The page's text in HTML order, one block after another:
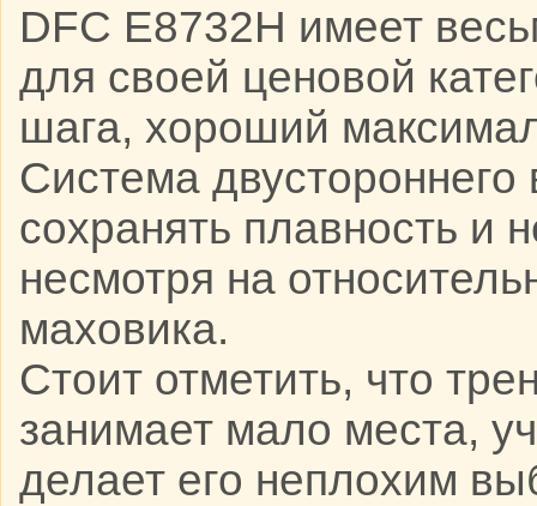
DFC E8732H имеет
для своей ценовой
шага, хороший
Система
сохранять плавность и
несмотря на
маховика.
Стоит отметить, что
занимает мало места,
делает его неплохим